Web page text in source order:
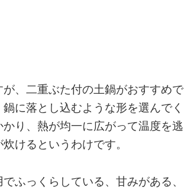
、二重ぶた付の土鍋がおすすめで
に落とし込むような形を選んでく
り、熱が均一に広がって温度を逃
けるというわけです。
ふっくらしている、甘みがある、